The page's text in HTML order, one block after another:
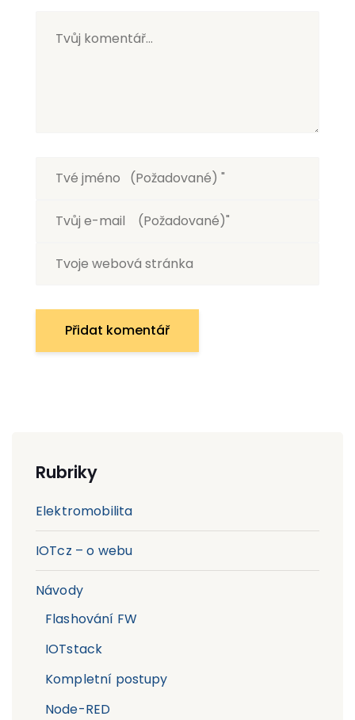
Rubriky
Elektromobilita
IOTcz – o webu
Návody
Flashování FW
IOTstack
Kompletní postupy
Node-RED